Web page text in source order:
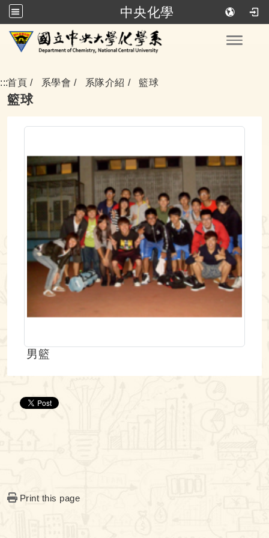
中央化學
跳到主要內容
:::首頁 系學會 系隊介紹 籃球
籃球
男籃
Print this page